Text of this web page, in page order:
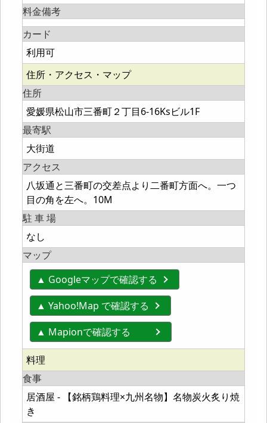
料金備考
カード
利用可
住所・アクセス・マップ
住所
愛媛県松山市三番町２丁目6-16Ksビル1F
最寄駅
大街道
アクセス
八坂通と三番町の交差点より二番町方面へ。一つ
目の角を左へ。10M
駐 車 場
なし
マップ
▲ Googleマップで確認する
▲ Yahoo!Map で確認する
▲ Mapionで確認する
料理
食事
居酒屋 - 【銘柄鶏料理×九州名物】名物炭火炙り焼
き